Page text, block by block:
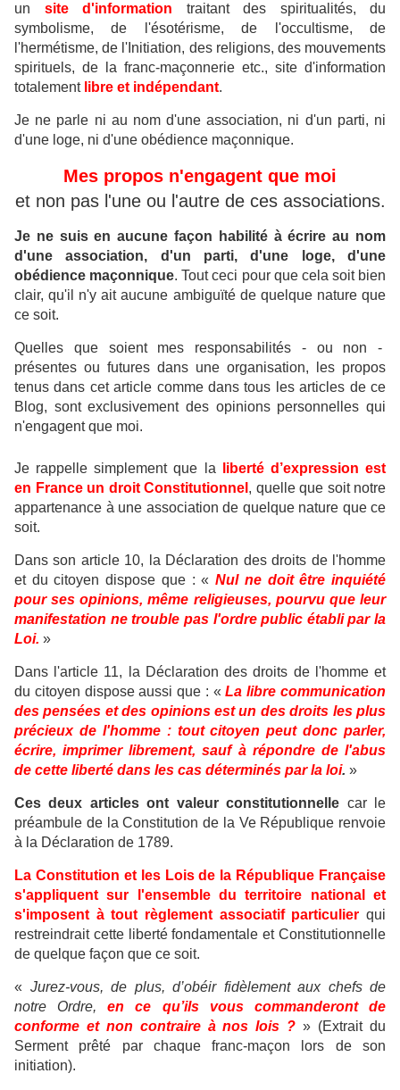
un site d'information traitant des spiritualités, du
symbolisme, de l'ésotérisme, de l'occultisme, de
l'hermétisme, de l'Initiation, des religions, des mouvements
spirituels, de la franc-maçonnerie etc., site d'information
totalement libre et indépendant.
Je ne parle ni au nom d'une association, ni d'un parti, ni
d'une loge, ni d'une obédience maçonnique.
Mes propos n'engagent que moi
et non pas l'une ou l'autre de ces associations.
Je ne suis en aucune façon habilité à écrire au nom
d'une association, d'un parti, d'une loge, d'une
obédience maçonnique.Tout ceci pour que cela soit bien
clair, qu'il n'y ait aucune ambiguïté de quelque nature que
ce soit.
Quelles que soient mes responsabilités - ou non -
présentes ou futures dans une organisation, les propos
tenus dans cet article comme dans tous les articles de ce
Blog, sont exclusivement des opinions personnelles qui
n'engagent que moi.
Je rappelle simplement que la
liberté d’expression est
en France un droit Constitutionnel , quelle que soit notre
appartenance à une association de quelque nature que ce
soit.
Dans son article 10, la Déclaration des droits de l'homme
et du citoyen dispose que : «Nul ne doit être inquiété
pour ses opinions, même religieuses, pourvu que leur
manifestation ne trouble pas l'ordre public établi par la
Loi. »
Dans l'article 11, la Déclaration des droits de l'homme et
du citoyen dispose aussi que : «La libre communication
des pensées et des opinions est un des droits les plus
précieux de l'homme : tout citoyen peut donc parler,
écrire, imprimer librement, sauf à répondre de l'abus
de cette liberté dans les cas déterminés par la loi. »
Ces deux articles ont valeur constitutionnelle car le
préambule de la Constitution de la Ve République renvoie
à la Déclaration de 1789.
La Constitution et les Lois de la République Française
s'appliquent sur l'ensemble du territoire national et
s'imposent à tout règlement associatif particulier qui
restreindrait cette liberté fondamentale et Constitutionnelle
de quelque façon que ce soit.
« Jurez-vous, de plus, d’obéir fidèlement aux chefs de
notre Ordre,en ce qu’ils vous commanderont de
conforme et non contraire à nos lois ?» (Extrait du
Serment prêté par chaque franc-maçon lors de son
initiation).